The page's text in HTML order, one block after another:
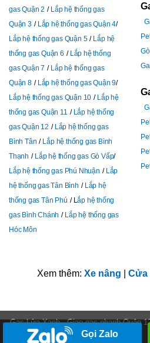
gas Quận 2
Lắp hệ thống gas
Quận 3
Lắp hệ thống gas Quận 4
Lắp hệ thống gas Quận 5
Lắp hệ
thống gas Quận 6
Lắp hệ thống
gas Quận 7
Lắp hệ thống gas
Quận 8
Lắp hệ thống gas Quận 9
Lắp hệ thống gas Quận 10
Lắp hệ
thống gas Quận 11
Lắp hệ thống
gas Quận 12
Lắp hệ thống gas
Bình Tân
Lắp hệ thống gas Bình
Thạnh
Lắp hệ thống gas Gò Vấp
Lắp hệ thống gas Phú Nhuận
Lắp
hệ thống gas Tân Bình
Lắp hệ
thống gas Tân Phú
Lắp hệ thống
gas Bình Chánh
Lắp hệ thống gas
Hóc Môn
Xem thêm: Xe nâng Cửa
Gas Lửa Xanh - Giao gas nhanh Quận
Gọi Zalo